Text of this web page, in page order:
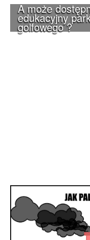
A może
edukacyjny
golfowego ?